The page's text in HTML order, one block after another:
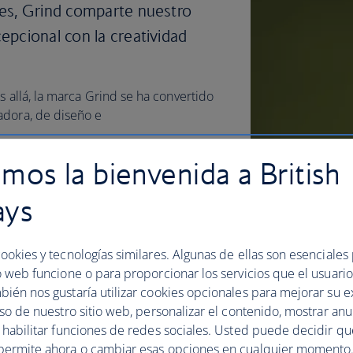
Grind comparte nuestro
con la creatividad
allá, la marca Grind se ha convertido
de diseño e
elaborado específicamente para las
que su primer sorbo sepa tan bien
de forma sostenible. Tostado en
riqueza, equilibrio y profundidad a
la bienvenida a British
y tecnologías similares. Algunas de ellas son
web funcione o para proporcionar los servicios que el
nos gustaría utilizar cookies opcionales para mejorar su
de nuestro sitio web, personalizar el contenido, mostrar
habilitar funciones de redes sociales. Usted puede decidir
ahora o cambiar esas opciones en cualquier